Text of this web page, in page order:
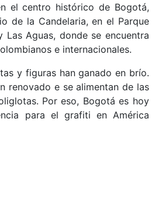
el centro histórico de Bogotá,
de la Candelaria, en el Parque
Las Aguas, donde se encuentra
e internacionales.
y figuras han ganado en brío.
renovado e se alimentan de las
Por eso, Bogotá es hoy
para el grafiti en América